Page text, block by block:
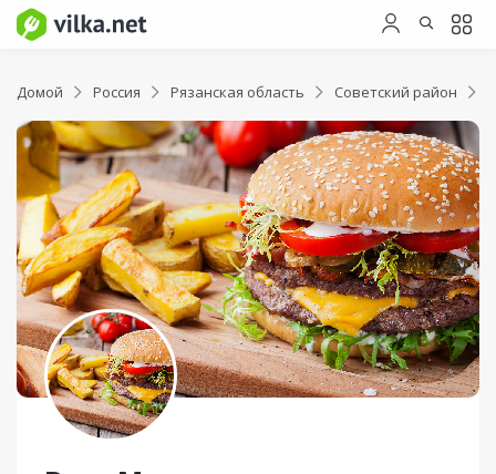
Домой Россия Рязанская область Советский район